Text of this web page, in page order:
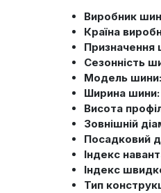
Виробник
Країна
Призначення
Сезонність
Модель шини:
Ширина шини:
Висота
Зовнішній
Посадковий
Індекс
Індекс
Тип